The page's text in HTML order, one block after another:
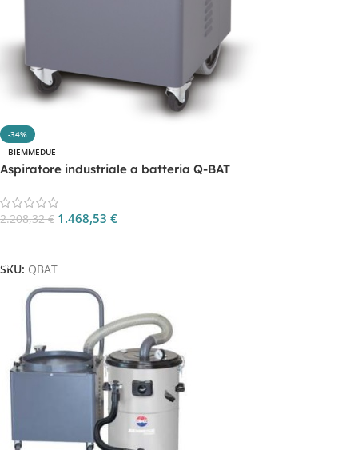
-34%
BIEMMEDUE
Aspiratore industriale a batteria Q-BAT
2.208,32€ 1.468,53 €
SKU: QBAT